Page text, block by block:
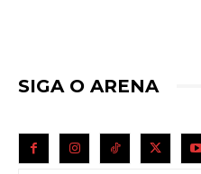
SIGA O ARENA